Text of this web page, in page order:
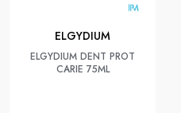
ELGYDIUM
ELGYDIUM DENT PROT
CARIE 75ML